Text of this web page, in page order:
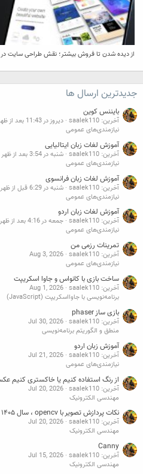
از دیده شدن تا فروش بیشتر؛ نقش طراحی سایت
جدیدترین ارسال ها
بایننس کوین
آخرین: saalek110
دیروز در 11:43 بعد از ظهر
نیازمندی‌های عمومی
آموزش لغات زبان ایتالیایی
آخرین: saalek110
شنبه در 3:54 بعد از ظهر
نیازمندی‌های عمومی
آموزش لغات زبان فرانسوی
آخرین: saalek110
شنبه در 6:29 قبل از ظهر
نیازمندی‌های عمومی
آموزش لغات زبان اردو
آخرین: saalek110
جمعه در 4:16 بعد از ظهر
نیازمندی‌های عمومی
تمرینات رزمی من
آخرین: saalek110
Aug 3, 2026
نیازمندی‌های عمومی
ساخت بازی با کانواس و جاوا اسکریپت
آخرین: saalek110
Aug 1, 2026
برنامه‌نویسی با جاوااسکریپت (JavaScript)
بازی ساز phaser
آخرین: saalek110
Jul 30, 2026
منطق و الگوریتم برنامه‌نویسی
آموزش زبان اردو
آخرین: saalek110
Jul 21, 2026
نیازمندی‌های عمومی
از رنگ استفاده کنیم یا خاکستری کنیم
آخرین: saalek110
Jul 20, 2026
مهندسی الکترونیک
نکات پردازش تصویر با opencv ، سال ۱۴۰۵
آخرین: saalek110
Jul 20, 2026
مهندسی الکترونیک
Canny
آخرین: saalek110
Jul 15, 2026
مهندسی الکترونیک